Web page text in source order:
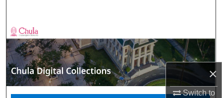
×
Switch to
Browse Collections
My Account
About